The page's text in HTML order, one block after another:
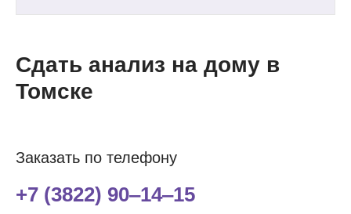
Сдать анализ на дому в
Томске
Заказать по телефону
+7 (3822) 90‒14‒15